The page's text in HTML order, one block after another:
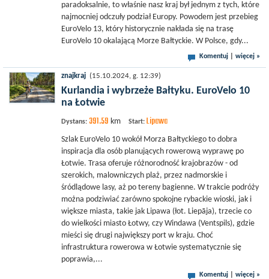
paradoksalnie, to właśnie nasz kraj był jednym z tych, które
najmocniej odczuły podział Europy. Powodem jest przebieg
EuroVelo 13, który historycznie nakłada się na trasę
EuroVelo 10 okalającą Morze Bałtyckie. W Polsce, gdy...
Komentuj więcej »
znajkraj (15.10.2024, g. 12:39)
Kurlandia i wybrzeże Bałtyku. EuroVelo 10
na Łotwie
Dystans: 391.59 km Start: Lipawa
Szlak EuroVelo 10 wokół Morza Bałtyckiego to dobra
inspiracja dla osób planujących rowerową wyprawę po
Łotwie. Trasa oferuje różnorodność krajobrazów - od
szerokich, malowniczych plaż, przez nadmorskie i
śródlądowe lasy, aż po tereny bagienne. W trakcie podróży
można podziwiać zarówno spokojne rybackie wioski, jak i
większe miasta, takie jak Lipawa (łot. Liepāja), trzecie co
do wielkości miasto Łotwy, czy Windawa (Ventspils), gdzie
mieści się drugi największy port w kraju. Choć
infrastruktura rowerowa w Łotwie systematycznie się
poprawia,...
Komentuj więcej »